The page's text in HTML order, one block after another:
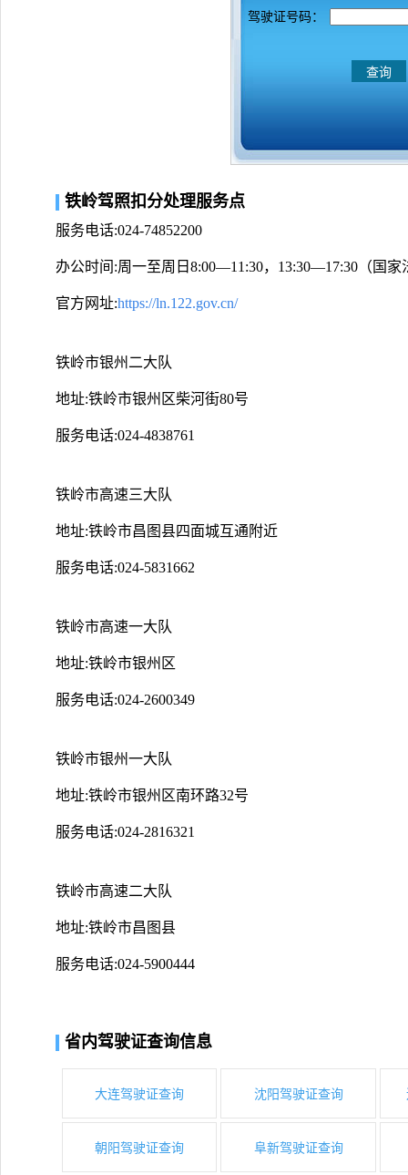
驾驶证号码：
铁岭驾照扣分处理服务点
服务电话:024-74852200
办公时间:周一至周日8:00—11:30，13:30—17:30（国家
官方网址:https://ln.122.gov.cn/
铁岭市银州二大队
地址:铁岭市银州区柴河街80号
服务电话:024-4838761
铁岭市高速三大队
地址:铁岭市昌图县四面城互通附近
服务电话:024-5831662
铁岭市高速一大队
地址:铁岭市银州区
服务电话:024-2600349
铁岭市银州一大队
地址:铁岭市银州区南环路32号
服务电话:024-2816321
铁岭市高速二大队
地址:铁岭市昌图县
服务电话:024-5900444
省内驾驶证查询信息
大连驾驶证查询 沈阳驾驶证查询
朝阳驾驶证查询 阜新驾驶证查询